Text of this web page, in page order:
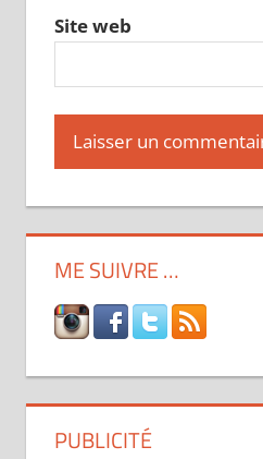
Site web
ME SUIVRE …
PUBLICITÉ